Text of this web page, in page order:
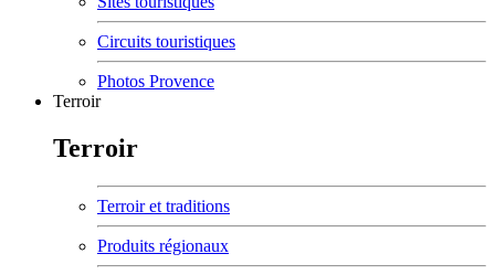
Circuits touristiques
Photos Provence
Terroir
Terroir
Terroir et traditions
Produits régionaux